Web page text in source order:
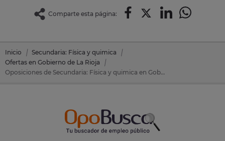
Comparte esta página:
Inicio
Secundaria: Física y quimica
Ofertas en Gobierno de La Rioja
Oposiciones de Secundaria: Física y quimica en Gobierno de La Rioja